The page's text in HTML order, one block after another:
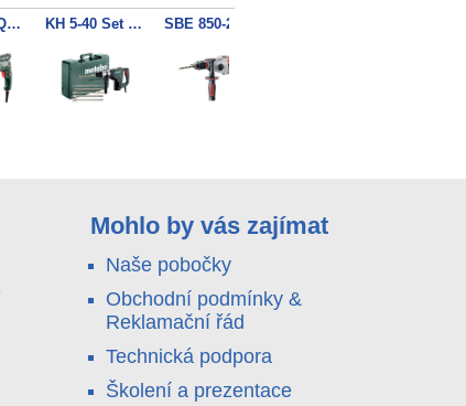
KHE 2860 Quick kombinované kladivo KH 5-40 Set kombinované kladivo
Mohlo by vás zajímat
Naše pobočky
Obchodní podmínky &
Reklamační řád
Technická podpora
Školení a prezentace